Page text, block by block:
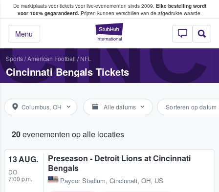
De marktplaats voor tickets voor live-evenementen sinds 2009. Elke bestelling wordt
voor 100% gegarandeerd.Prijzen kunnen verschillen van de afgedrukte waarde.
StubHub: waar
Menu
tickets kopen en verkopen
Sports/American Football / NFL
Cincinnati Bengals Tickets
Columbus, OH Alle datums Sorteren op datum
20evenementen op alle locaties
13 AUG.
DO
7:00 p.m.
Preseason - Detroit Lions at Cincinnati
Bengals
Paycor Stadium, Cincinnati, OH, US